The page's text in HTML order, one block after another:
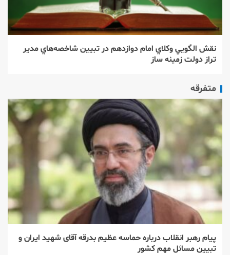
نقش الگويي وكلاي امام دوازدهم در تبيين شاخصه‌هاي مدير
تراز دولت زمينه ساز
متفرقه
پیام رهبر انقلاب درباره حماسه عظیم بدرقه آقای شهید ایران و
تبیین مسائل مهم کشور